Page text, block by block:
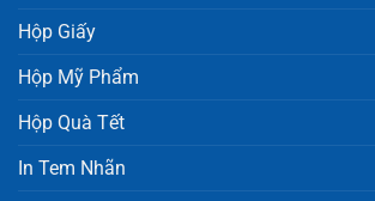
Hộp Giấy
Hộp Mỹ Phẩm
Hộp Quà Tết
In Tem Nhãn